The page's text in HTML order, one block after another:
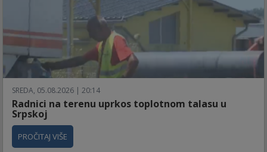
SREDA, 05.08.2026 | 20:14
Radnici na terenu uprkos toplotnom talasu u
Srpskoj
PROČITAJ VIŠE